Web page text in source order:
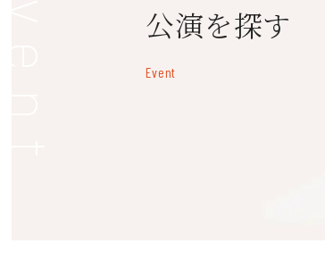
公演を探す
Event